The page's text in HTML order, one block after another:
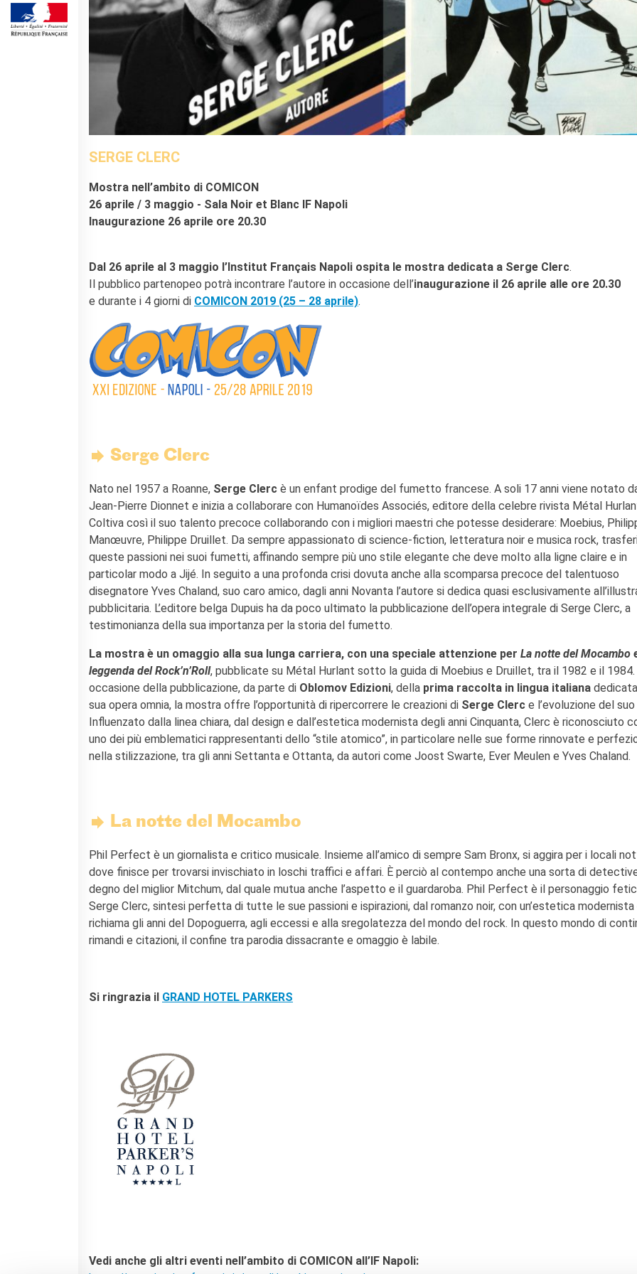
DIPLÔMES DELF DALF
DELF scolastico
DELF DALF Tout Public
DELF Prim
Risultati
MEDIATECA
Presentazione
digitale
bibliografica
SCUOLA & UNIVERSITÀ
universitaria
Studiare in Francia
CHI SIAMO
L'équipe
Contatti
IF Italia
Carta / Tessera socio
I nostri partner
SERGE CLERC
​Mostra nell’ambito di COMICON
26 aprile / 3 maggio - Sala Noir et Blanc IF Napoli
Inaugurazione 26 aprile ore 20.30
Dal 26 aprile al 3 maggio l’Institut Français Napoli ospita le mostra dedicata a Serge Clerc.
Il pubblico partenopeo potrà incontrare l’autore in occasione dell’inaugurazione il 26 aprile alle ore 20.30
e durante i 4 giorni di COMICON 2019 (25 – 28 aprile).
Serge Clerc
Nato nel 1957 a Roanne, Serge Clerc è un enfant prodige del fumetto francese. A soli 17 anni viene notato
Jean-Pierre Dionnet e inizia a collaborare con Humanoïdes Associés, editore della celebre rivista Métal
Coltiva così il suo talento precoce collaborando con i migliori maestri che potesse desiderare: Moebius,
Manœuvre, Philippe Druillet. Da sempre appassionato di science-fiction, letteratura noir e musica rock,
queste passioni nei suoi fumetti, affinando sempre più uno stile elegante che deve molto alla ligne claire e in
particolar modo a Jijé. In seguito a una profonda crisi dovuta anche alla scomparsa precoce del talentuoso
disegnatore Yves Chaland, suo caro amico, dagli anni Novanta l’autore si dedica quasi esclusivamente
pubblicitaria. L’editore belga Dupuis ha da poco ultimato la pubblicazione dell’opera integrale di Serge Clerc, a
testimonianza della sua importanza per la storia del fumetto.
La mostra è un omaggio alla sua lunga carriera, con una speciale attenzione per La notte del Mocambo
leggenda del Rock’n’Roll, pubblicate su Métal Hurlant sotto la guida di Moebius e Druillet, tra il 1982 e il 1984.
occasione della pubblicazione, da parte di Oblomov Edizioni, della prima raccolta in lingua italiana
sua opera omnia, la mostra offre l’opportunità di ripercorrere le creazioni di Serge Clerc e l’evoluzione del
Influenzato dalla linea chiara, dal design e dall’estetica modernista degli anni Cinquanta, Clerc è riconosciuto
uno dei più emblematici rappresentanti dello “stile atomico”, in particolare nelle sue forme rinnovate e
nella stilizzazione, tra gli anni Settanta e Ottanta, da autori come Joost Swarte, Ever Meulen e Yves Chaland.
La notte del Mocambo
Phil Perfect è un giornalista e critico musicale. Insieme all’amico di sempre Sam Bronx, si aggira per i locali
dove finisce per trovarsi invischiato in loschi traffici e affari. È perciò al contempo anche una sorta di
degno del miglior Mitchum, dal quale mutua anche l’aspetto e il guardaroba. Phil Perfect è il personaggio
Serge Clerc, sintesi perfetta di tutte le sue passioni e ispirazioni, dal romanzo noir, con un’estetica modernista
richiama gli anni del Dopoguerra, agli eccessi e alla sregolatezza del mondo del rock. In questo mondo di
rimandi e citazioni, il confine tra parodia dissacrante e omaggio è labile.
Si ringrazia il GRAND HOTEL PARKERS
Vedi anche gli altri eventi nell’ambito di COMICON all’IF Napoli: